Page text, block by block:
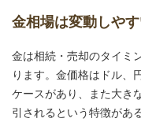
金相場は変動しや
金は相続・売却のタイミ
ります。金価格はドル、
ケースがあり、また大き
引されるという特徴があ